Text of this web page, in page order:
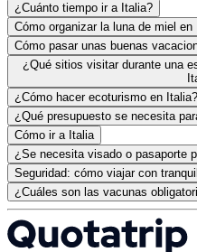
¿Cuánto tiempo ir a Italia?
Cómo organizar la luna de miel en
Cómo pasar unas buenas
¿Qué sitios visitar durante una
¿Cómo hacer ecoturismo en Italia?
¿Qué presupuesto se necesita
Cómo ir a Italia
¿Se necesita visado o pasaporte
Seguridad: cómo viajar con
¿Cuáles son las vacunas